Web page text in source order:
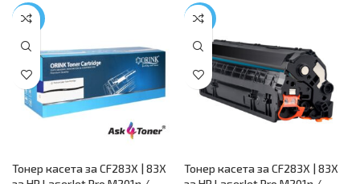
-26%
Тонер касета за CF283X | 83X
-37%
Тонер касета за CF283X | 83X